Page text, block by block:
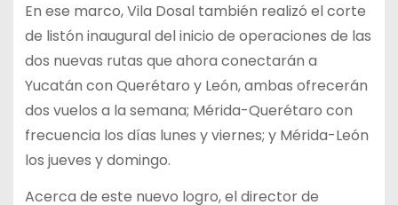
En ese marco, Vila Dosal también realizó el corte
de listón inaugural del inicio de operaciones de las
dos nuevas rutas que ahora conectarán a
Yucatán con Querétaro y León, ambas ofrecerán
dos vuelos a la semana; Mérida-Querétaro con
frecuencia los días lunes y viernes; y Mérida-León
los jueves y domingo.
Acerca de este nuevo logro, el director de